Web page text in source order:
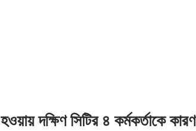
দক্ষিণ সিটির ৪ কর্মকর্তাকে কারণ